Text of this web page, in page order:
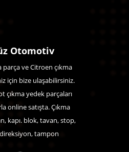
Otomotiv
parça ve Citroen çıkma
için bize ulaşabilirsiniz.
çıkma yedek parçaları
online satışta. Çıkma
kapı. blok, tavan, stop,
tampon